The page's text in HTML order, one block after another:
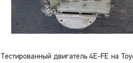
Тестированный двигатель 4E-FE на